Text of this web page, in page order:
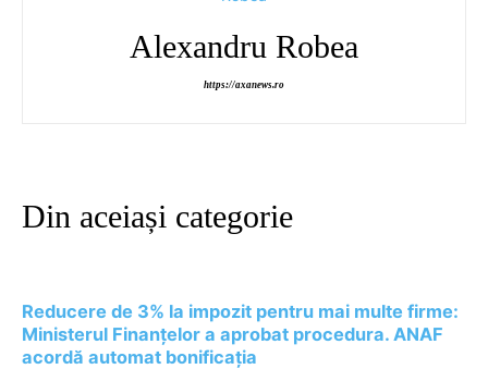
Alexandru Robea
https://axanews.ro
Din aceiași categorie
Reducere de 3% la impozit pentru mai multe firme:
Ministerul Finanțelor a aprobat procedura. ANAF
acordă automat bonificația